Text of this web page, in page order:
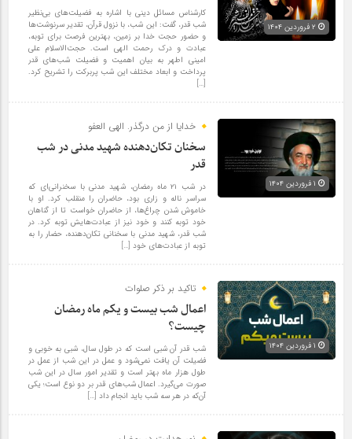
کارشناس مسائل دینی با اشاره به فضیلت‌های بی‌نظیر
شب قدر، گفت: این شب، با نزول قرآن، تقدیر سرنوشت‌ها
و حضور حجت خدا بر زمین، بهترین فرصت برای توبه،
عبادت و درک رحمت الهی است. حجت‌الاسلام علی
امینی اطهر به بیان اهمیت و فضیلت شب‌های قدر
پرداخت و ابعاد مختلف این شب پربرکت را تشریح کرد.
[…]
خدایا از من درگذر. الهی العفو
سخنان تکان‌دهنده شهید مدنی در شب
قدر
در شب ۲۱ ماه رمضان، شهید مدنی با سخنرانی‌ای که
سراسر ناله و زاری بود، حاضران را منقلب کرد. او با
خاموش شدن چراغ‌ها، از حاضران خواست تا از گناهان
خود توبه کنند و خود نیز از عبادت‌هایش توبه کرد. در
شب قدر، شهید مدنی با سخنانی تکان‌دهنده، حضار را به
توبه از عبادت‌های خود […]
تاکید بر ذکر صلوات
اعمال شب بیست و یکم ماه رمضان
چیست؟
شب قدر آن شبی است که در طول سال، شبی به خوبی و
فضیلت آن یافت نمی‌شود و عمل در این شب از عمل در
طول هزار ماه بهتر است و تقدیر امور سال در این شب
صورت می‌گیرد. اعمال شب‌های قدر بر دو نوع است؛ یکی
آن‌که در هر سه شب باید انجام داد […]